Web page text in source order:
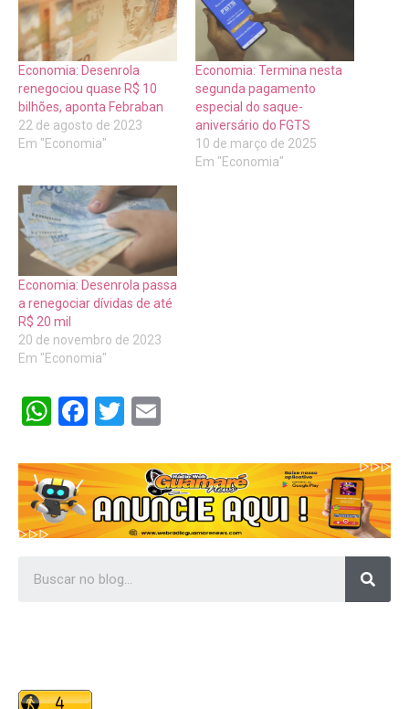
Economia: Desenrola
renegociou quase R$ 10
bilhões, aponta Febraban
22 de agosto de 2023
Em "Economia"
Economia: Termina nesta
segunda pagamento
especial do saque-
aniversário do FGTS
10 de março de 2025
Em "Economia"
Economia: Desenrola passa
a renegociar dívidas de até
R$ 20 mil
20 de novembro de 2023
Em "Economia"
WhatsApp
Facebook
Twitter